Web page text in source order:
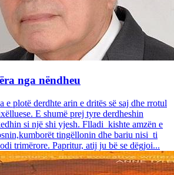
nga nëndheu
plotë derdhte arin e dritës së saj dhe rrotul
E shumë prej tyre derdheshin
si një shi yjesh. Flladi kishte amzën e
tingëllonin dhe bariu nisi ti
trimërore. Papritur, atij ju bë se dëgjoi...